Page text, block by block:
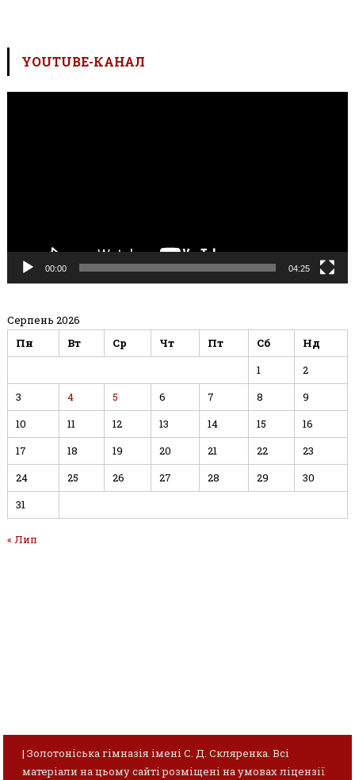
YOUTUBE-КАНАЛ
00:00 04:25
Серпень 2026
Пн
Вт Ср Чт Пт Сб
Нд
1
2
3
4 5 6 7 8
9
10
11 12 13 14 15
16
17
18 19 20 21 22
23
24
25 26 27 28 29
30
31
« Лип
|Золотоніська гімназія імені С. Д. Скляренка. Всі
матеріали на цьому сайті розміщені на умовах ліцензії